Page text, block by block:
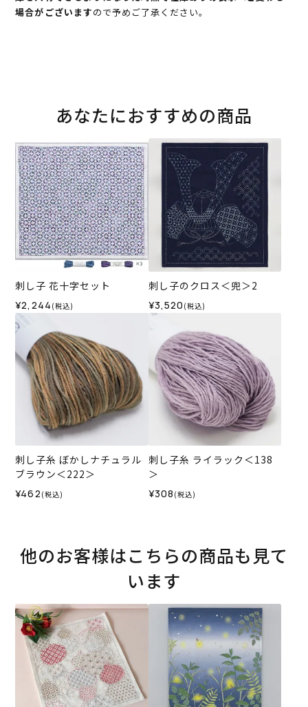
場合がございますので予めご了承ください。
あなたにおすすめの商品
刺し子 花十字セット
¥2,244 (税込)
刺し子のクロス＜兜＞2
¥3,520 (税込)
刺し子糸 ぼかしナチュラル
ブラウン＜222＞
¥462 (税込)
刺し子糸 ライラック＜138
＞
¥308 (税込)
他のお客様はこちらの商品も見て
います